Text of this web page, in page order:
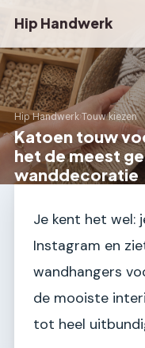
Hip Handwerk
Hip Handwerk›Touw kiezen
Katoen touw
het de meest
wanddecoratie
Je kent het wel:
Instagram en
wandhangers
de mooiste
tot heel